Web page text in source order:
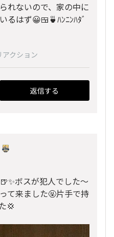
れないので、家の中に
るはず😀🍱🍵ﾊﾝﾆﾝﾊﾀﾞ
アクション
返信する
ボスが犯人でした～
て来ました🤬片手で持
💢